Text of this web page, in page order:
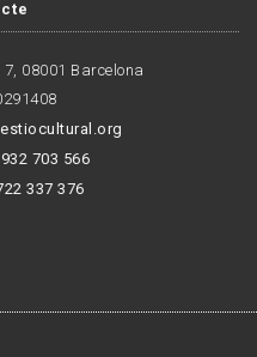
08001 Barcelona
703 566
337 376